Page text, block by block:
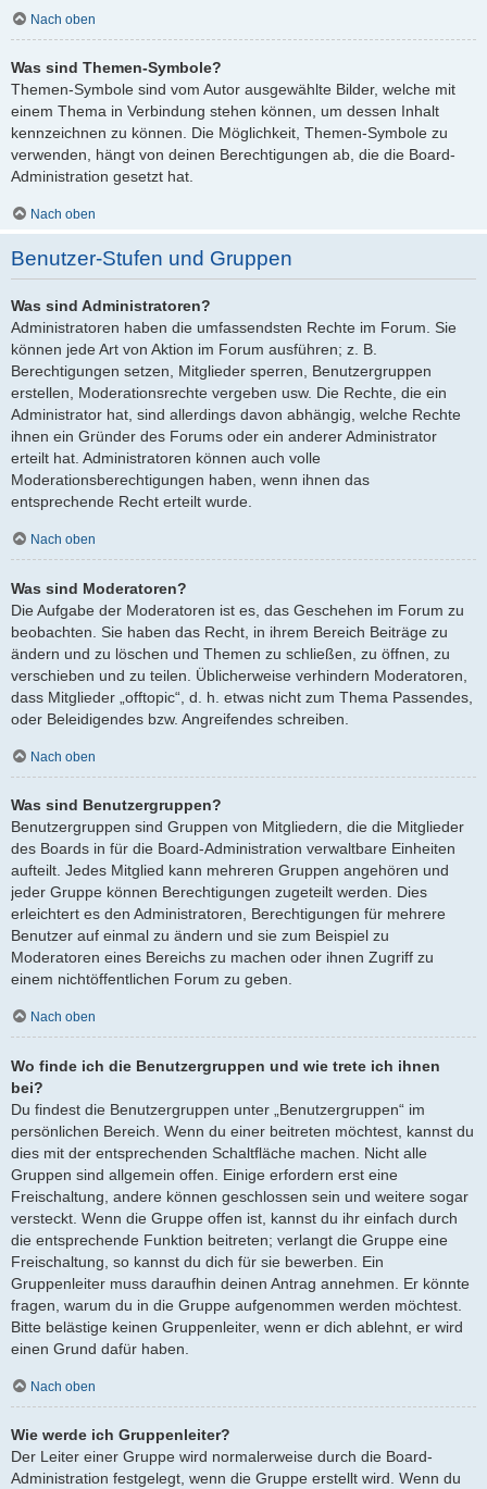
Nach oben
Was sind Themen-Symbole?
Themen-Symbole sind vom Autor ausgewählte Bilder, welche mit
einem Thema in Verbindung stehen können, um dessen Inhalt
kennzeichnen zu können. Die Möglichkeit, Themen-Symbole zu
verwenden, hängt von deinen Berechtigungen ab, die die Board-
Administration gesetzt hat.
Nach oben
Benutzer-Stufen und Gruppen
Was sind Administratoren?
Administratoren haben die umfassendsten Rechte im Forum. Sie
können jede Art von Aktion im Forum ausführen; z. B.
Berechtigungen setzen, Mitglieder sperren, Benutzergruppen
erstellen, Moderationsrechte vergeben usw. Die Rechte, die ein
Administrator hat, sind allerdings davon abhängig, welche Rechte
ihnen ein Gründer des Forums oder ein anderer Administrator
erteilt hat. Administratoren können auch volle
Moderationsberechtigungen haben, wenn ihnen das
entsprechende Recht erteilt wurde.
Nach oben
Was sind Moderatoren?
Die Aufgabe der Moderatoren ist es, das Geschehen im Forum zu
beobachten. Sie haben das Recht, in ihrem Bereich Beiträge zu
ändern und zu löschen und Themen zu schließen, zu öffnen, zu
verschieben und zu teilen. Üblicherweise verhindern Moderatoren,
dass Mitglieder „offtopic“, d. h. etwas nicht zum Thema Passendes,
oder Beleidigendes bzw. Angreifendes schreiben.
Nach oben
Was sind Benutzergruppen?
Benutzergruppen sind Gruppen von Mitgliedern, die die Mitglieder
des Boards in für die Board-Administration verwaltbare Einheiten
aufteilt. Jedes Mitglied kann mehreren Gruppen angehören und
jeder Gruppe können Berechtigungen zugeteilt werden. Dies
erleichtert es den Administratoren, Berechtigungen für mehrere
Benutzer auf einmal zu ändern und sie zum Beispiel zu
Moderatoren eines Bereichs zu machen oder ihnen Zugriff zu
einem nichtöffentlichen Forum zu geben.
Nach oben
Wo finde ich die Benutzergruppen und wie trete ich ihnen
bei?
Du findest die Benutzergruppen unter „Benutzergruppen“ im
persönlichen Bereich. Wenn du einer beitreten möchtest, kannst du
dies mit der entsprechenden Schaltfläche machen. Nicht alle
Gruppen sind allgemein offen. Einige erfordern erst eine
Freischaltung, andere können geschlossen sein und weitere sogar
versteckt. Wenn die Gruppe offen ist, kannst du ihr einfach durch
die entsprechende Funktion beitreten; verlangt die Gruppe eine
Freischaltung, so kannst du dich für sie bewerben. Ein
Gruppenleiter muss daraufhin deinen Antrag annehmen. Er könnte
fragen, warum du in die Gruppe aufgenommen werden möchtest.
Bitte belästige keinen Gruppenleiter, wenn er dich ablehnt, er wird
einen Grund dafür haben.
Nach oben
Wie werde ich Gruppenleiter?
Der Leiter einer Gruppe wird normalerweise durch die Board-
Administration festgelegt, wenn die Gruppe erstellt wird. Wenn du